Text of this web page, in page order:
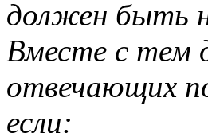
должен быть
Вместе с тем
отвечающих
если: